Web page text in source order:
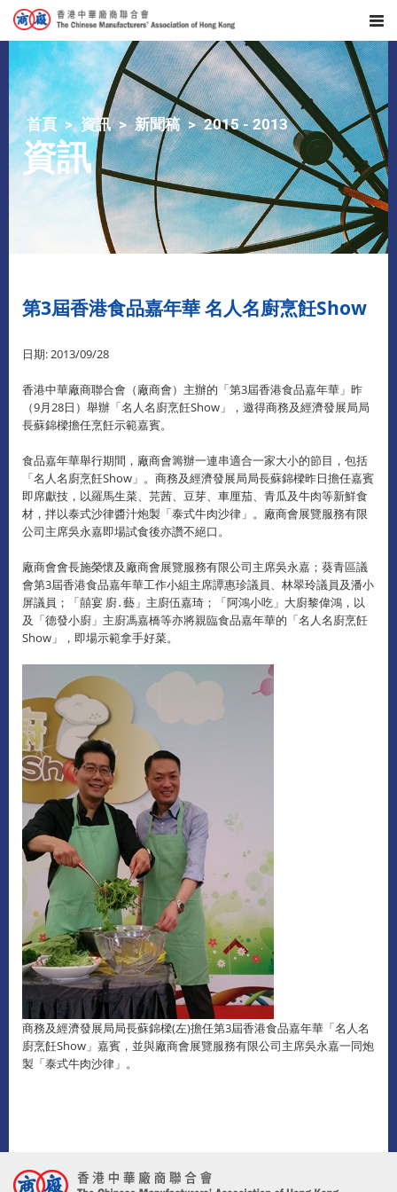
首頁 資訊 新聞稿 2015 - 2013
資訊
第3屆香港食品嘉年華 名人名廚烹飪Show
日期: 2013/09/28
香港中華廠商聯合會（廠商會）主辦的「第3屆香港食品嘉年華」昨
（9月28日）舉辦「名人名廚烹飪Show」，邀得商務及經濟發展局局
長蘇錦樑擔任烹飪示範嘉賓。
食品嘉年華舉行期間，廠商會籌辦一連串適合一家大小的節目，包括
「名人名廚烹飪Show」。商務及經濟發展局局長蘇錦樑昨日擔任嘉賓
即席獻技，以羅馬生菜、芫茜、豆芽、車厘茄、青瓜及牛肉等新鮮食
材，拌以泰式沙律醬汁炮製「泰式牛肉沙律」。廠商會展覽服務有限
公司主席吳永嘉即場試食後亦讚不絕口。
廠商會會長施榮懷及廠商會展覽服務有限公司主席吳永嘉；葵青區議
會第3屆香港食品嘉年華工作小組主席譚惠珍議員、林翠玲議員及潘小
屏議員；「囍宴 廚․藝」主廚伍嘉琦；「阿鴻小吃」大廚黎偉鴻，以
及「德發小廚」主廚馮嘉橋等亦將親臨食品嘉年華的「名人名廚烹飪
Show」，即場示範拿手好菜。
商務及經濟發展局局長蘇錦樑(左)擔任第3屆香港食品嘉年華「名人名
廚烹飪Show」嘉賓，並與廠商會展覽服務有限公司主席吳永嘉一同炮
製「泰式牛肉沙律」。